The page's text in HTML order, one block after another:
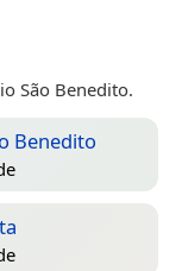
São Benedito.
Benedito